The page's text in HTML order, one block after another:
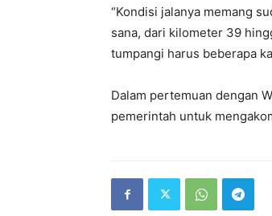
“Kondisi jalanya memang
sana, dari kilometer 39
tumpangi harus beberapa
Dalam pertemuan dengan
pemerintah untuk